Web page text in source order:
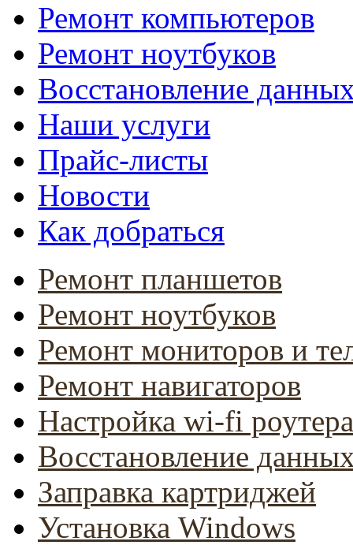
Ремонт компьютеров
Ремонт ноутбуков
Восстановление
Наши услуги
Прайс-листы
Новости
Как добраться
Ремонт планшетов
Ремонт ноутбуков
Ремонт мониторов и
Ремонт навигаторов
Настройка wi-fi роутера
Восстановление
Заправка картриджей
Установка Windows